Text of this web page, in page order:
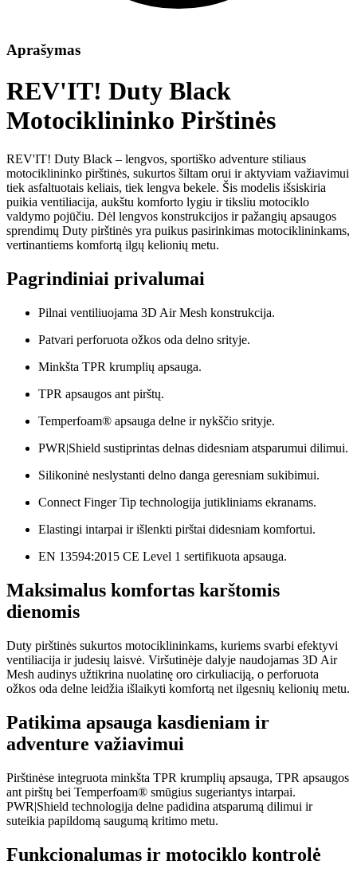
Aprašymas
REV'IT! Duty Black
Motociklininko Pirštinės
REV'IT! Duty Black – lengvos, sportiško adventure stiliaus
motociklininko pirštinės, sukurtos šiltam orui ir aktyviam važiavimui
tiek asfaltuotais keliais, tiek lengva bekele. Šis modelis išsiskiria
puikia ventiliacija, aukštu komforto lygiu ir tiksliu motociklo
valdymo pojūčiu. Dėl lengvos konstrukcijos ir pažangių apsaugos
sprendimų Duty pirštinės yra puikus pasirinkimas motociklininkams,
vertinantiems komfortą ilgų kelionių metu.
Pagrindiniai privalumai
Pilnai ventiliuojama 3D Air Mesh konstrukcija.
Patvari perforuota ožkos oda delno srityje.
Minkšta TPR krumplių apsauga.
TPR apsaugos ant pirštų.
Temperfoam® apsauga delne ir nykščio srityje.
PWR|Shield sustiprintas delnas didesniam atsparumui dilimui.
Silikoninė neslystanti delno danga geresniam sukibimui.
Connect Finger Tip technologija jutikliniams ekranams.
Elastingi intarpai ir išlenkti pirštai didesniam komfortui.
EN 13594:2015 CE Level 1 sertifikuota apsauga.
Maksimalus komfortas karštomis
dienomis
Duty pirštinės sukurtos motociklininkams, kuriems svarbi efektyvi
ventiliacija ir judesių laisvė. Viršutinėje dalyje naudojamas 3D Air
Mesh audinys užtikrina nuolatinę oro cirkuliaciją, o perforuota
ožkos oda delne leidžia išlaikyti komfortą net ilgesnių kelionių metu.
Patikima apsauga kasdieniam ir
adventure važiavimui
Pirštinėse integruota minkšta TPR krumplių apsauga, TPR apsaugos
ant pirštų bei Temperfoam® smūgius sugeriantys intarpai.
PWR|Shield technologija delne padidina atsparumą dilimui ir
suteikia papildomą saugumą kritimo metu.
Funkcionalumas ir motociklo kontrolė